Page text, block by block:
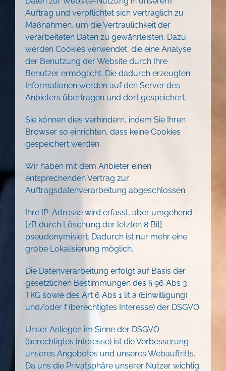
Auftrag und verpflichtet sich vertraglich zu
Maßnahmen, um die Vertraulichkeit der
verarbeiteten Daten zu gewährleisten. Dazu
werden Cookies verwendet, die eine Analyse
der Benutzung der Website durch Ihre
Benutzer ermöglicht. Die dadurch erzeugten
Informationen werden auf den Server des
Anbieters übertragen und dort gespeichert.
Sie können dies verhindern, indem Sie Ihren
Browser so einrichten, dass keine Cookies
gespeichert werden.
Wir haben mit dem Anbieter einen
entsprechenden Vertrag zur
Auftragsdatenverarbeitung abgeschlossen.
Ihre IP-Adresse wird erfasst, aber umgehend
[zB durch Löschung der letzten 8 Bit]
pseudonymisiert. Dadurch ist nur mehr eine
grobe Lokalisierung möglich.
Die Datenverarbeitung erfolgt auf Basis der
gesetzlichen Bestimmungen des § 96 Abs 3
TKG sowie des Art 6 Abs 1 lit a (Einwilligung)
und/oder f (berechtigtes Interesse) der DSGVO.
Unser Anliegen im Sinne der DSGVO
(berechtigtes Interesse) ist die Verbesserung
unseres Angebotes und unseres Webauftritts.
Da uns die Privatsphäre unserer Nutzer wichtig